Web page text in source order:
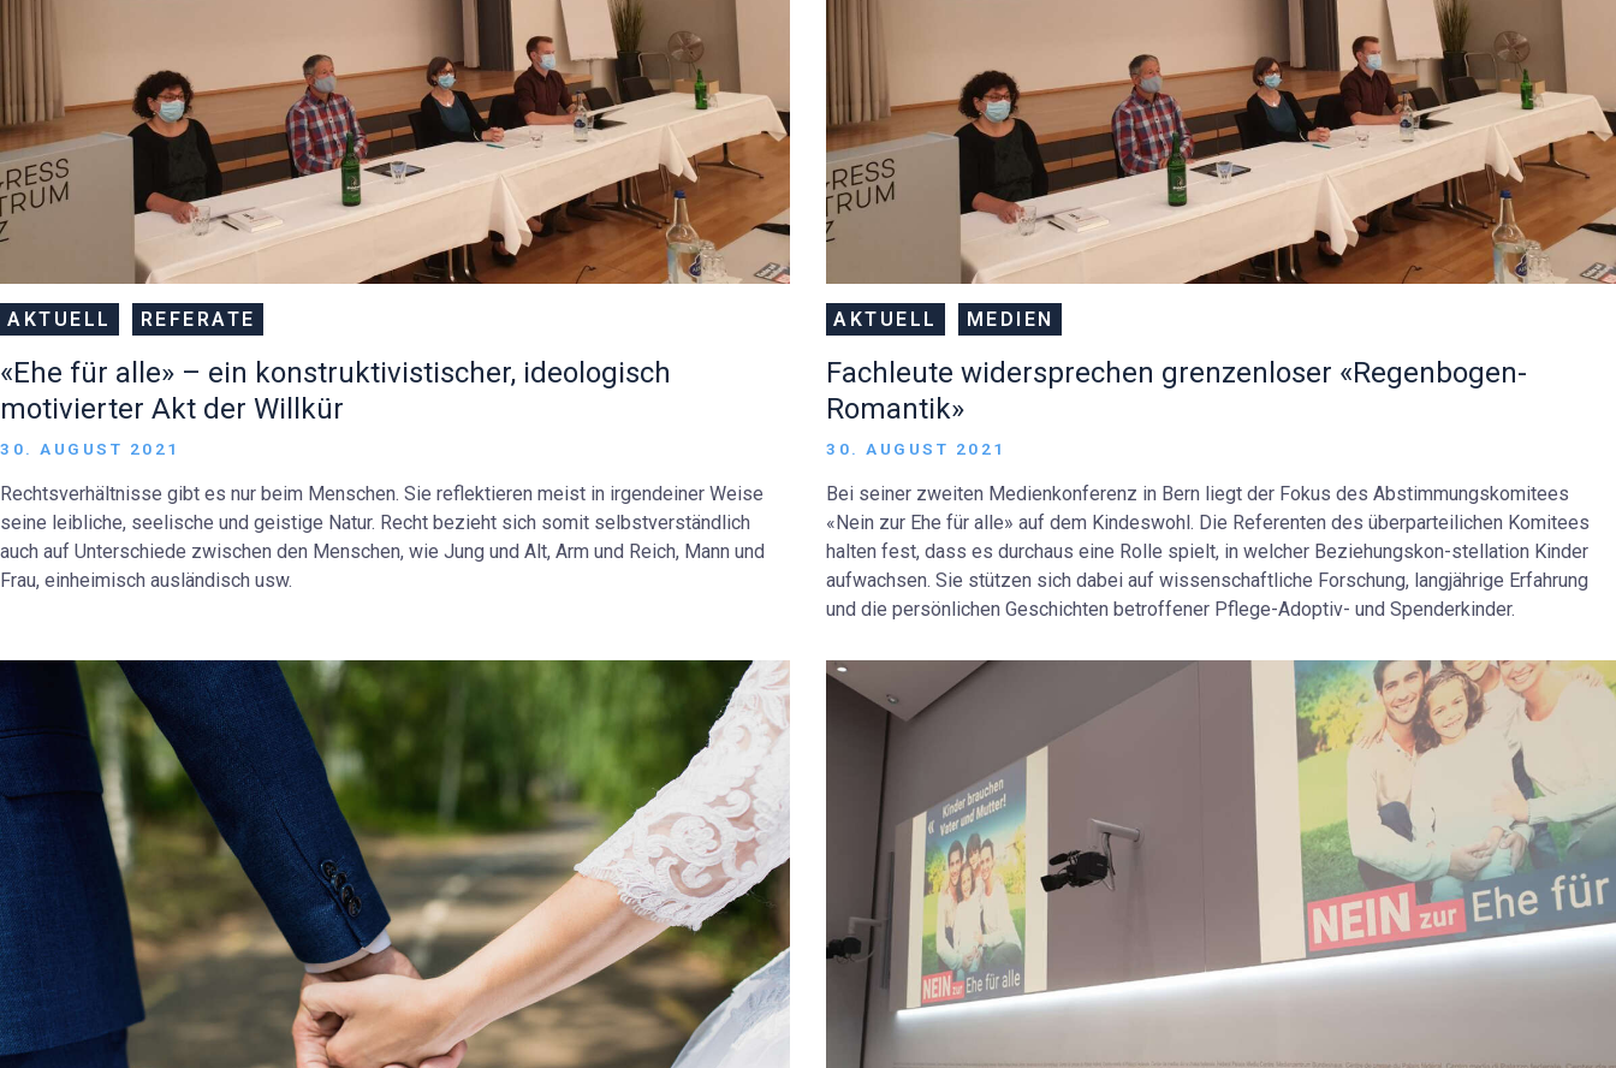
AKTUELL REFERATE
«Ehe für alle» – ein konstruktivistischer, ideologisch
motivierter Akt der Willkür
30. AUGUST 2021
Rechtsverhältnisse gibt es nur beim Menschen. Sie reflektieren meist in irgendeiner Weise
seine leibliche, seelische und geistige Natur. Recht bezieht sich somit selbstverständlich
auch auf Unterschiede zwischen den Menschen, wie Jung und Alt, Arm und Reich, Mann und
Frau, einheimisch ausländisch usw.
AKTUELL MEDIEN
Fachleute widersprechen grenzenloser «Regenbogen-
Romantik»
30. AUGUST 2021
Bei seiner zweiten Medienkonferenz in Bern liegt der Fokus des Abstimmungskomitees
«Nein zur Ehe für alle» auf dem Kindeswohl. Die Referenten des überparteilichen Komitees
halten fest, dass es durchaus eine Rolle spielt, in welcher Beziehungskon-stellation Kinder
aufwachsen. Sie stützen sich dabei auf wissenschaftliche Forschung, langjährige Erfahrung
und die persönlichen Geschichten betroffener Pflege-Adoptiv- und Spenderkinder.